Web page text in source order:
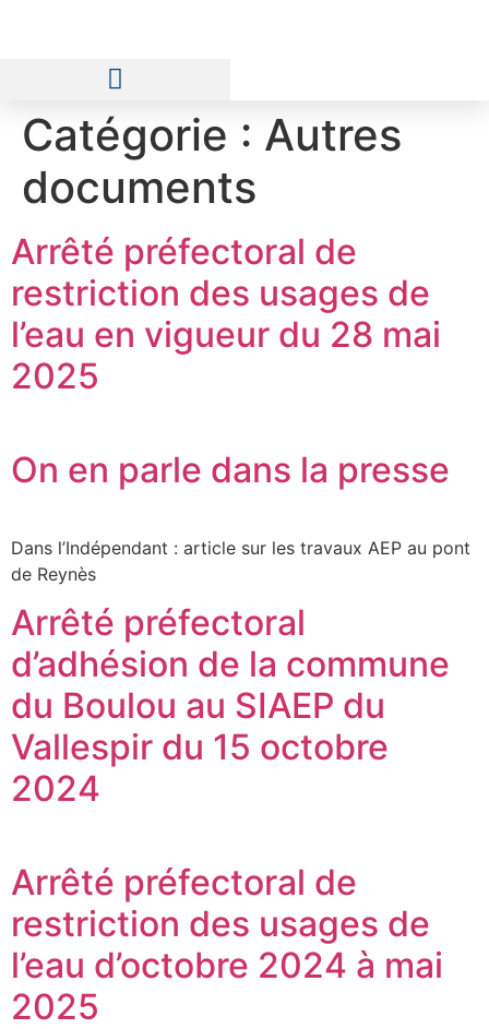
Catégorie : Autres
documents
Arrêté préfectoral de
restriction des usages de
l’eau en vigueur du 28 mai
2025
On en parle dans la presse
Dans l’Indépendant : article sur les travaux AEP au pont
de Reynès
Arrêté préfectoral
d’adhésion de la commune
du Boulou au SIAEP du
Vallespir du 15 octobre
2024
Arrêté préfectoral de
restriction des usages de
l’eau d’octobre 2024 à mai
2025